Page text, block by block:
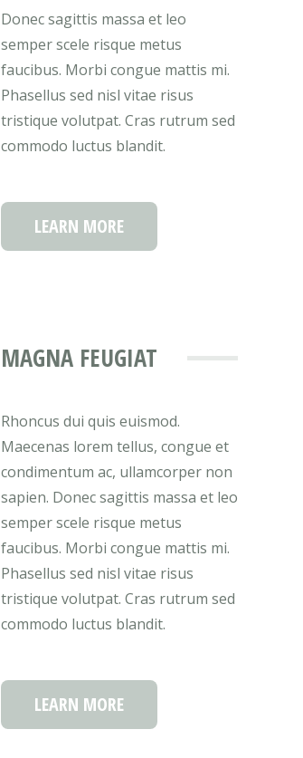
Donec sagittis massa et leo
semper scele risque metus
faucibus. Morbi congue mattis mi.
Phasellus sed nisl vitae risus
tristique volutpat. Cras rutrum sed
commodo luctus blandit.
LEARN MORE
MAGNA FEUGIAT
Rhoncus dui quis euismod.
Maecenas lorem tellus, congue et
condimentum ac, ullamcorper non
sapien. Donec sagittis massa et leo
semper scele risque metus
faucibus. Morbi congue mattis mi.
Phasellus sed nisl vitae risus
tristique volutpat. Cras rutrum sed
commodo luctus blandit.
LEARN MORE